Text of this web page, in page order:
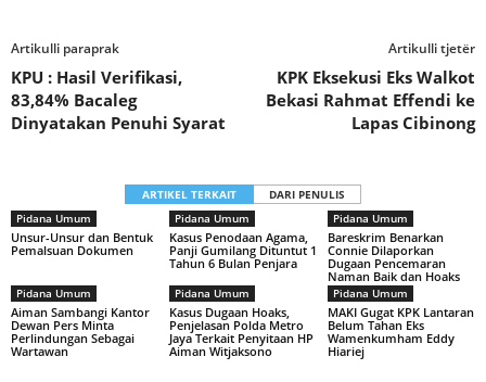
Artikulli paraprak
KPU : Hasil Verifikasi,
83,84% Bacaleg
Dinyatakan Penuhi Syarat
Artikulli tjetër
KPK Eksekusi Eks Walkot
Bekasi Rahmat Effendi ke
Lapas Cibinong
ARTIKEL TERKAIT
DARI PENULIS
Pidana Umum
Unsur-Unsur dan Bentuk
Pemalsuan Dokumen
Pidana Umum
Kasus Penodaan Agama,
Panji Gumilang Dituntut 1
Tahun 6 Bulan Penjara
Pidana Umum
Bareskrim Benarkan
Connie Dilaporkan
Dugaan Pencemaran
Naman Baik dan Hoaks
Pidana Umum
Aiman Sambangi Kantor
Dewan Pers Minta
Perlindungan Sebagai
Wartawan
Pidana Umum
Kasus Dugaan Hoaks,
Penjelasan Polda Metro
Jaya Terkait Penyitaan HP
Aiman Witjaksono
Pidana Umum
MAKI Gugat KPK Lantaran
Belum Tahan Eks
Wamenkumham Eddy
Hiariej